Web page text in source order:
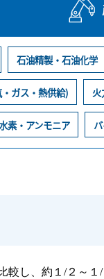
石油精製・石油化学
ガス・熱供給) 火
素・アンモニア
較し、約１/２～